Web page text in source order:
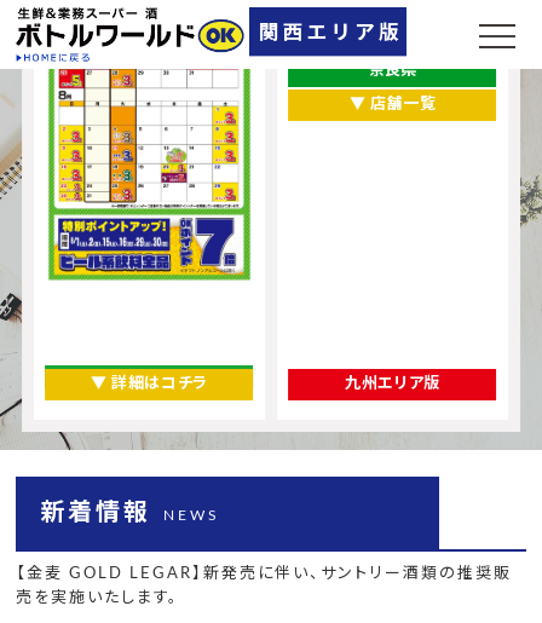
▼ 詳細はコチラ
大阪府
奈良県
▼ 店舗一覧
九州エリア版
新着情報 NEWS
【金麦 GOLD LEGAR】新発売に伴い、サントリー酒類の推奨販
売を実施いたします。